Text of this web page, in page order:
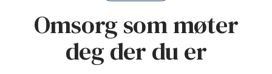
Omsorg som møter
deg der du er